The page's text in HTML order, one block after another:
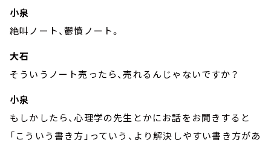
小泉
絶叫ノート、鬱憤ノート。
大石
そういうノート売ったら、売れるんじゃないですか？
小泉
もしかしたら、心理学の先生とかにお話をお聞きすると
「こういう書き方」っていう、より解決しやすい書き方があ